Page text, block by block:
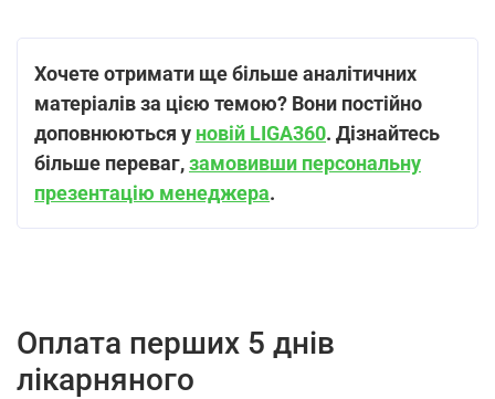
Хочете отримати ще більше аналітичних
матеріалів за цією темою? Вони постійно
доповнюються у новій LIGA360. Дізнайтесь
більше переваг,замовивши персональну
презентацію менеджера.
Оплата перших 5 днів
лікарняного